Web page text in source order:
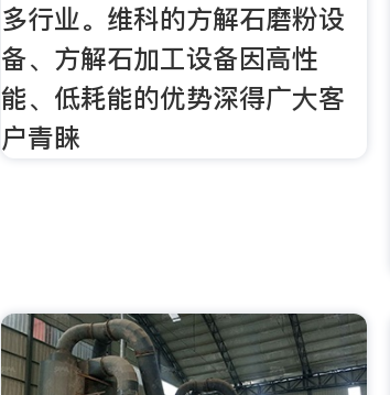
多行业。维科的方解石磨粉设
备、方解石加工设备因高性
能、低耗能的优势深得广大客
户青睐